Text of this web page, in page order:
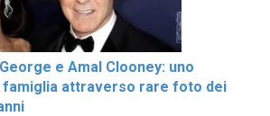
e Amal Clooney: uno
famiglia attraverso rare foto dei